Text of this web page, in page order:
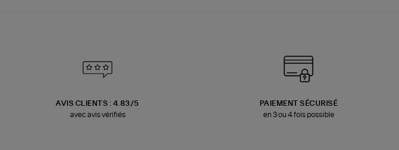
AVIS CLIENTS : 4.83/5
avec avis vérifiés
PAIEMENT SÉCURISÉ
en 3 ou 4 fois possible